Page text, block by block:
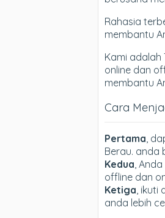
Rahasia
membantu
Kami adalah
online dan
membantu
Cara
Pertama ,
Berau. anda
Kedua ,
offline dan
Ketiga ,
anda lebih